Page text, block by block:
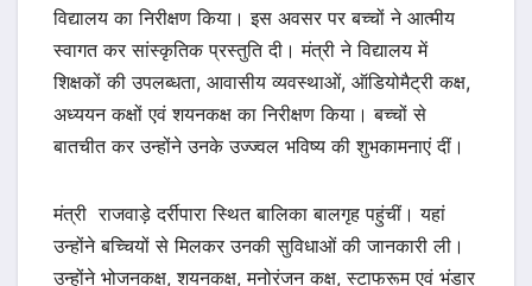
विद्यालय का निरीक्षण किया। इस अवसर पर बच्चों ने आत्मीय
स्वागत कर सांस्कृतिक प्रस्तुति दी। मंत्री ने विद्यालय में
शिक्षकों की उपलब्धता, आवासीय व्यवस्थाओं, ऑडियोमैट्री कक्ष,
अध्ययन कक्षों एवं शयनकक्ष का निरीक्षण किया। बच्चों से
बातचीत कर उन्होंने उनके उज्ज्वल भविष्य की शुभकामनाएं दीं।
मंत्री राजवाड़े दर्रीपारा स्थित बालिका बालगृह पहुंचीं। यहां
उन्होंने बच्चियों से मिलकर उनकी सुविधाओं की जानकारी ली।
उन्होंने भोजनकक्ष, शयनकक्ष, मनोरंजन कक्ष, स्टाफरूम एवं भंडार